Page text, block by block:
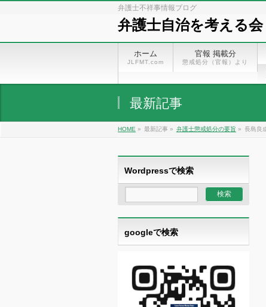
弁護士不祥事情報ブログ
弁護士自治を考える会
ホーム
JLFMT.com
官報 掲載分
懲戒処分（官報）より
最新記事
HOME » 最新記事 » 弁護士懲戒処分の要旨 » 長島良
Wordpressで検索
googleで検索